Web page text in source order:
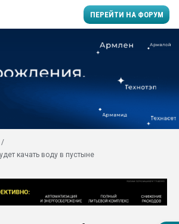
ПЕРЕЙТИ НА ФОРУМ
Вакуум-формовочные
ближайшее
28.07.2026
Всё, что касается
бутылок
качать воду в пустыне